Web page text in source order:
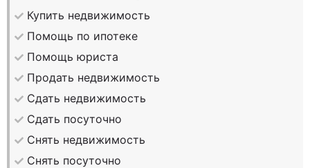
Купить недвижимость
Помощь по ипотеке
Помощь юриста
Продать недвижимость
Сдать недвижимость
Сдать посуточно
Снять недвижимость
Снять посуточно